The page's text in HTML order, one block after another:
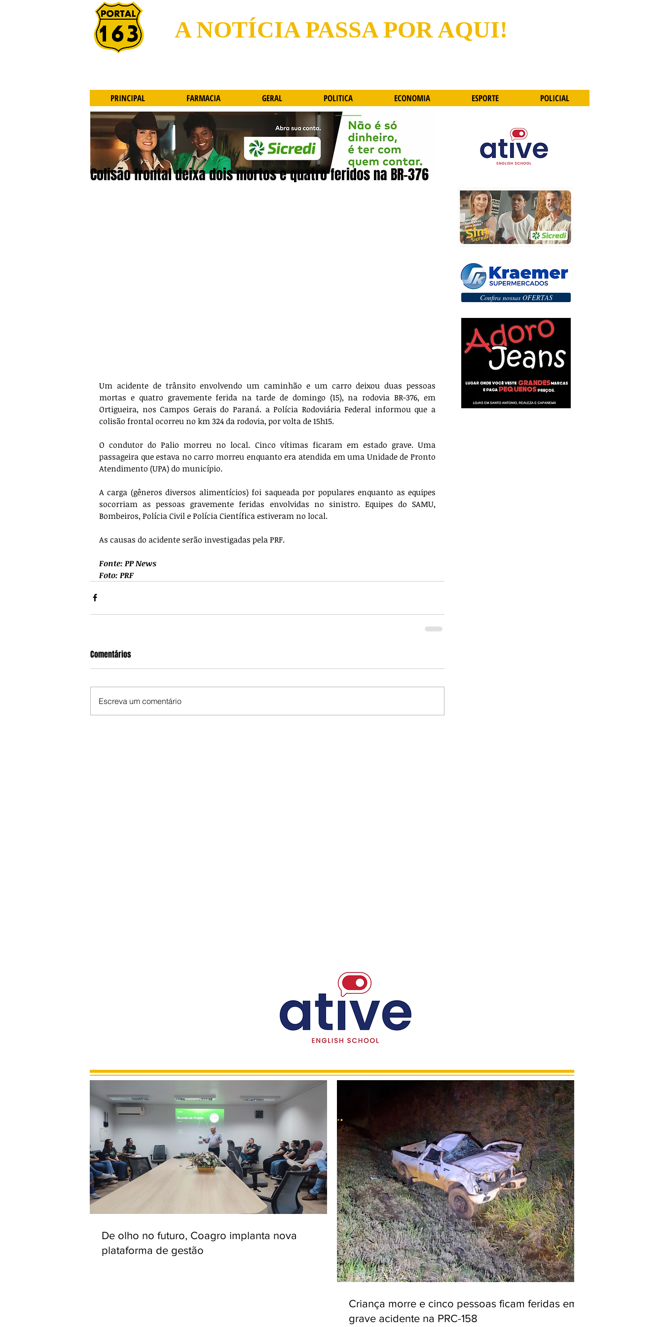
A NOTÍCIA PASSA POR AQUI!
Colisão frontal deixa dois mortos e quatro feridos na BR-376
Um acidente de trânsito envolvendo um caminhão e um carro deixou duas pessoas
mortas e quatro gravemente ferida na tarde de domingo (15), na rodovia BR-376, em
Ortigueira, nos Campos Gerais do Paraná. a Polícia Rodoviária Federal informou que a
colisão frontal ocorreu no km 324 da rodovia, por volta de 15h15.
O condutor do Palio morreu no local. Cinco vítimas ficaram em estado grave. Uma
passageira que estava no carro morreu enquanto era atendida em uma Unidade de Pronto
Atendimento (UPA) do município.
A carga (gêneros diversos alimentícios) foi saqueada por populares enquanto as equipes
socorriam as pessoas gravemente feridas envolvidas no sinistro. Equipes do SAMU,
Bombeiros, Polícia Civil e Polícia Científica estiveram no local.
As causas do acidente serão investigadas pela PRF.
Fonte: PP News
Foto: PRF
Comentários
Escreva um comentário
Confira nossas OFERTAS
De olho no futuro, Coagro implanta nova
plataforma de gestão
Criança morre e cinco pessoas ficam feridas em
grave acidente na PRC-158
PRINCIPAL FARMACIA GERAL POLITICA ECONOMIA ESPORTE POLICIAL